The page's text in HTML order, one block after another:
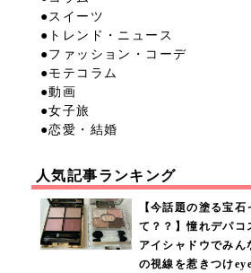
●スイーツ
●トレンド・ニュース
●ファッション・コーデ
●モテコラム
●動画
●女子旅
●恋愛・結婚
人気記事ランキング
【今話題の塗る宝石
て？？】憧れデパコ
アイシャドウでみん
の視線を惹きつけ